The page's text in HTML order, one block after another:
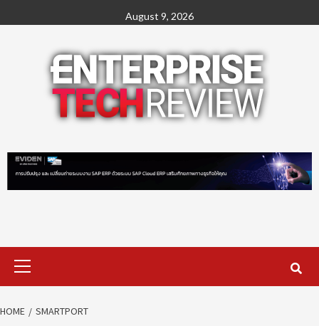
to
August 9, 2026
Primary
Menu
HOME SMARTPORT